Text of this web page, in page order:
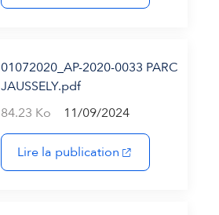
01072020_AP-2020-0033 PARC
JAUSSELY.pdf
84.23 Ko
11/09/2024
Lire la publication (s'ouvre dans